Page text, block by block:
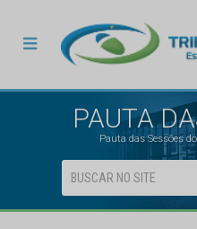
PAUTA
Pauta das Sessões